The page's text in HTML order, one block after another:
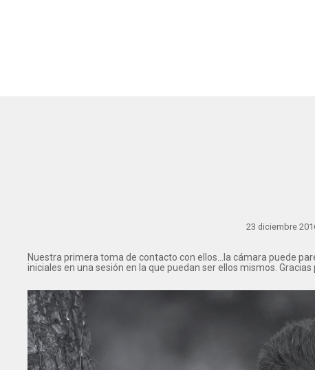
23 diciembre
Nuestra primera toma de contacto con ellos...la cámara puede
iniciales en una sesión en la que puedan ser ellos mismos.